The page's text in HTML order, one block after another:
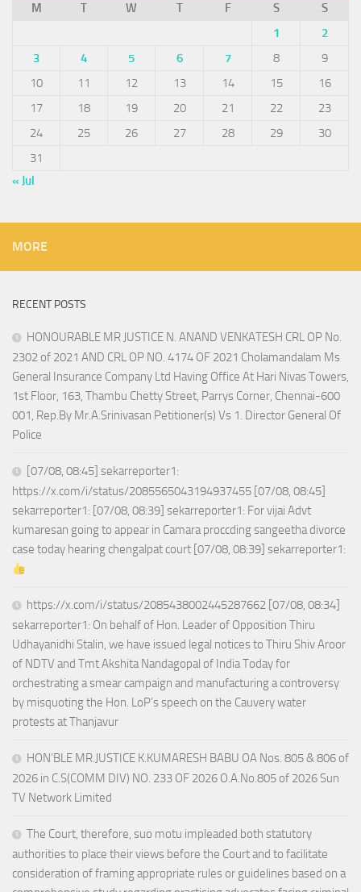
M
T W T F S
S
1
2
3
4 5 6 7 8
9
10
11 12 13 14 15
16
17
18 19 20 21 22
23
24
25 26 27 28 29
30
31
« Jul
MORE
RECENT POSTS
HONOURABLE MR JUSTICE N. ANAND VENKATESH CRL OP No.
2302 of 2021 AND CRL OP NO. 4174 OF 2021 Cholamandalam Ms
General Insurance Company Ltd Having Office At Hari Nivas Towers,
1st Floor, 163, Thambu Chetty Street, Parrys Corner, Chennai-600
001, Rep.By Mr.A.Srinivasan Petitioner(s) Vs 1. Director General Of
Police
[07/08, 08:45] sekarreporter1:
https://x.com/i/status/2085565043194937455 [07/08, 08:45]
sekarreporter1: [07/08, 08:39] sekarreporter1: For vijai Advt
kumaresan going to appear in Camara proccding sangeetha divorce
case today hearing chengalpat court [07/08, 08:39] sekarreporter1:
https://x.com/i/status/2085438002445287662 [07/08, 08:34]
sekarreporter1: On behalf of Hon. Leader of Opposition Thiru
Udhayanidhi Stalin, we have issued legal notices to Thiru Shiv Aroor
of NDTV and Tmt Akshita Nandagopal of India Today for
orchestrating a smear campaign and manufacturing a controversy
by misquoting the Hon. LoP’s speech on the Cauvery water
protests at Thanjavur
HON’BLE MR.JUSTICE K.KUMARESH BABU OA Nos. 805 & 806 of
2026 in C.S(COMM DIV) NO. 233 OF 2026 O.A.No.805 of 2026 Sun
TV Network Limited
The Court, therefore, suo motu impleaded both statutory
authorities to place their views before the Court and to facilitate
consideration of framing appropriate rules or guidelines based on a